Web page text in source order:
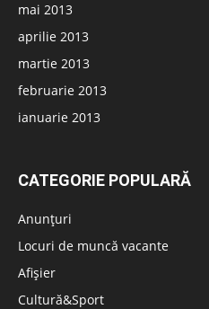
mai 2013
aprilie 2013
martie 2013
februarie 2013
ianuarie 2013
CATEGORIE POPULARĂ
Anunțuri
Locuri de muncă vacante
Afișier
Cultură&Sport